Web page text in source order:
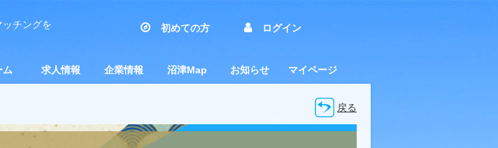
チングを
初めての方 ログイン
ム 求人情報 企業情報 沼津Map お知らせ マイページ
戻る